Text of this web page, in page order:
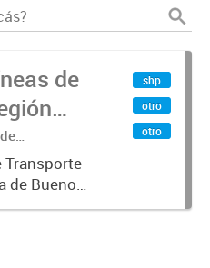
de
Transporte
de Buenos
shp
otro
otro